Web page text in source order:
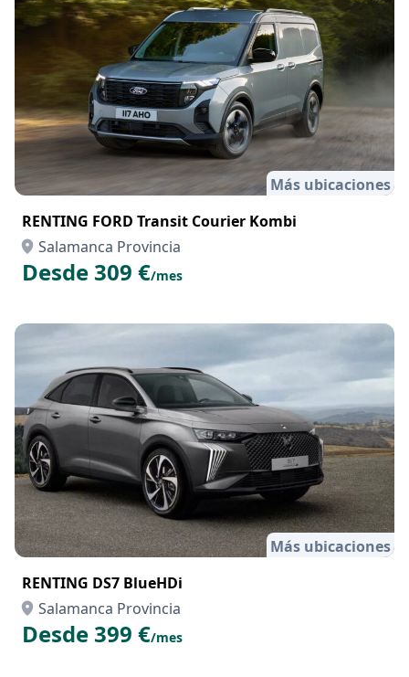
Más ubicaciones
RENTING FORD Transit Courier Kombi
Salamanca Provincia
Desde 309 €/mes
Más ubicaciones
RENTING DS7 BlueHDi
Salamanca Provincia
Desde 399 €/mes